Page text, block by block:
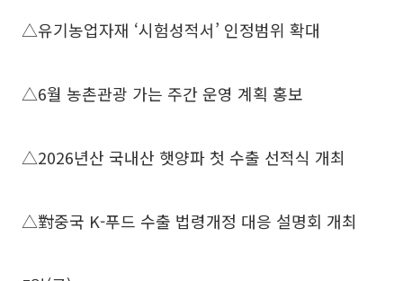
△유기농업자재 ‘시험성적서’ 인정범위 확대
△6월 농촌관광 가는 주간 운영 계획 홍보
△2026년산 국내산 햇양파 첫 수출 선적식 개최
△對중국 K-푸드 수출 법령개정 대응 설명회 개최